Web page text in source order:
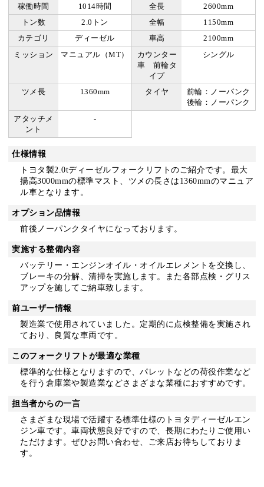
稼働時間
1014時間 全長
2600mm
トン数
2.0トン 全幅
1150mm
カテゴリ
ディーゼル 車高
2100mm
ミッション
マニュアル（MT）
カウンター
車 前輪タ
イプ
シングル
ツメ長 1360mm タイヤ
前輪：ノーパンク
後輪：ノーパンク
アタッチメ
ント
-
仕様情報
トヨタ製2.0tディーゼルフォークリフトのご紹介です。最大
揚高3000mmの標準マスト、ツメの長さは1360mmのマニュア
ル車となります。
オプション品情報
前後ノーパンクタイヤになっております。
実施する整備内容
バッテリー・エンジンオイル・オイルエレメントを交換し、
ブレーキの分解、清掃を実施します。また各部点検・グリス
アップを施してご納車致します。
前ユーザー情報
製造業で使用されていました。定期的に点検整備を実施され
ており、良質な車両です。
このフォークリフトが最適な業種
標準的な仕様となりますので、パレットなどの荷役作業など
を行う倉庫業や製造業などさまざまな業種におすすめです。
担当者からの一言
さまざまな現場で活躍する標準仕様のトヨタディーゼルエン
ジン車です。車両状態良好ですので、長期にわたりご使用い
ただけます。ぜひお問い合わせ、ご来店お待ちしておりま
す。